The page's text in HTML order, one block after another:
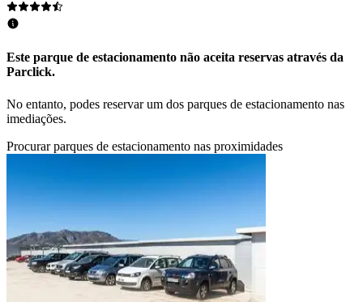
Este parque de estacionamento não aceita reservas através da
Parclick.
No entanto, podes reservar um dos parques de estacionamento nas
imediações.
Procurar parques de estacionamento nas proximidades